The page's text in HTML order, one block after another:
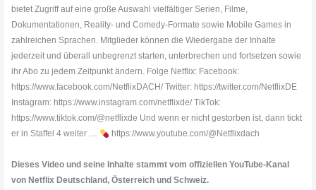
bietet Zugriff auf eine große Auswahl vielfältiger Serien, Filme,
Dokumentationen, Reality- und Comedy-Formate sowie Mobile Games in
zahlreichen Sprachen. Mitglieder können die Wiedergabe der Inhalte
jederzeit und überall unbegrenzt starten, unterbrechen und fortsetzen sowie
ihr Abo zu jedem Zeitpunkt ändern. Folge Netflix: Facebook:
https://www.facebook.com/NetflixDACH/ Twitter: https://twitter.com/NetflixDE
Instagram: https://www.instagram.com/netflixde/ TikTok:
https://www.tiktok.com/@netflixde Und wenn er nicht gestorben ist, dann tickt
er in Staffel 4 weiter …
https://www.youtube.com/@Netflixdach
Dieses Video und seine Inhalte stammt vom offiziellen YouTube-Kanal
von Netflix Deutschland, Österreich und Schweiz.